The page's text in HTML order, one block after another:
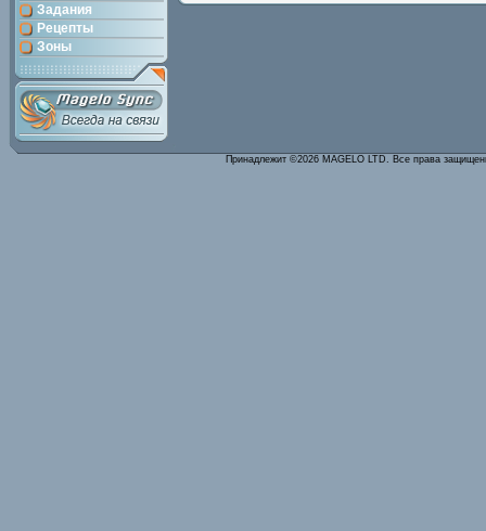
Задания
Рецепты
Зоны
Принадлежит ©2026 MAGELO LTD. Все права